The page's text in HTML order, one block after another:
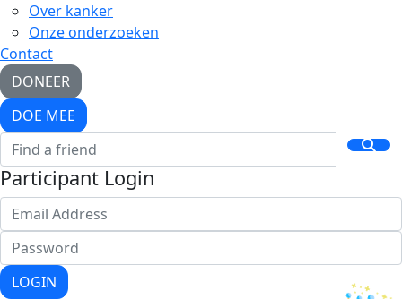
Over kanker
Onze onderzoeken
Contact
DONEER
DOE MEE
Participant Login
LOGIN